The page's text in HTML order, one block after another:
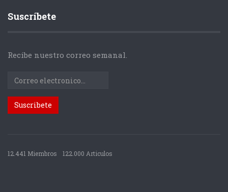
Suscríbete
Recibe nuestro correo semanal.
12.441 Miembros 122.000 Articulos